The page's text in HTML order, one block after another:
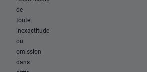
de
toute
inexactitude
ou
omission
dans